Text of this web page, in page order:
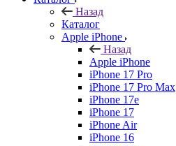
Назад
Каталог
Apple iPhone
Назад
Apple iPhone
iPhone 17 Pro
iPhone 17 Pro Max
iPhone 17e
iPhone 17
iPhone Air
iPhone 16